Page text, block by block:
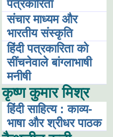
पत्रकारिता
संचार माध्यम और
भारतीय संस्कृति
हिंदी पत्रकारिता को
सींचनेवाले बांग्लाभाषी
मनीषी
कृष्ण कुमार मिश्र
हिंदी साहित्य : काव्य-
भाषा और श्रीधर पाठक